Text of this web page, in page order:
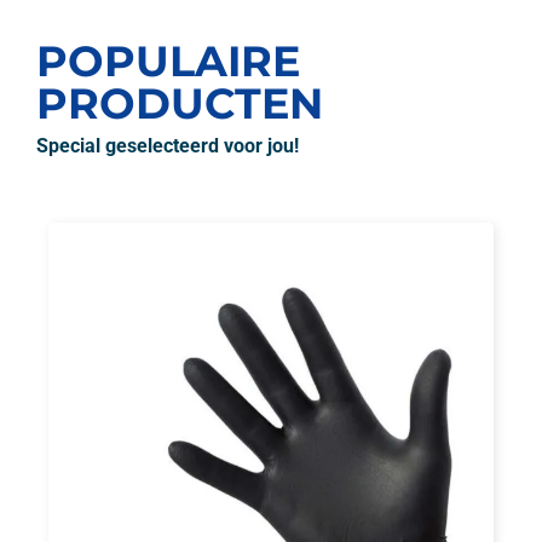
POPULAIRE
PRODUCTEN
Special geselecteerd voor jou!